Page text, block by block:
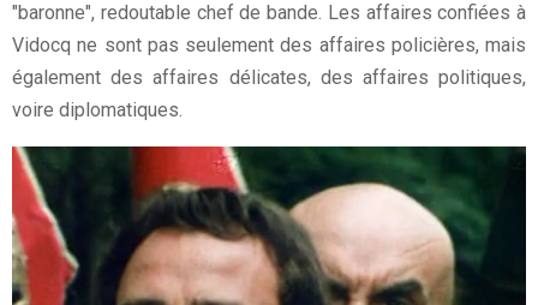
"baronne", redoutable chef de bande. Les affaires confiées à
Vidocq ne sont pas seulement des affaires policières, mais
également des affaires délicates, des affaires politiques,
voire diplomatiques.